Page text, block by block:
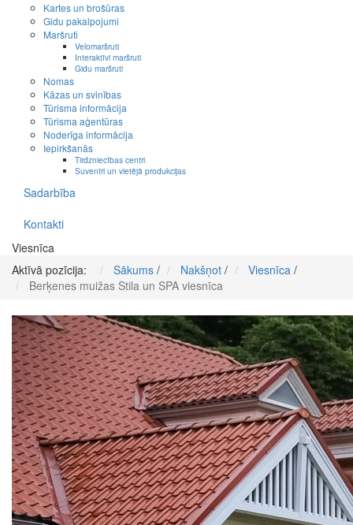
Kartes un brošūras
Gidu pakalpojumi
Maršruti
Velomaršruti
Interaktīvi maršruti
Gidu maršruti
Nomas
Kāzas un svinības
Tūrisma informācija
Tūrisma aģentūras
Noderīga informācija
Iepirkšanās
Tirdzniecības centri
Suvenīri un vietējā produkcijas
Sadarbība
Kontakti
Viesnīca
Aktīvā pozīcija:
Sākums / Nakšņot / Viesnīca /
Berķenes muižas Stila un SPA viesnīca